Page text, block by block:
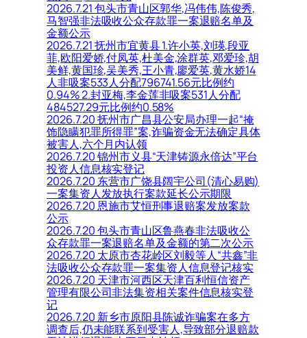
2026.7.21 包头市青山区郭华,冯伟伟,陈俊秀,
马智强非法吸收公众存款罪一案退赔名单及
金额公示
2026.7.21 抚州市宜黄县 1.许小英,刘瑛,段亚
菲,欧阳爱娇,付凤英,杜美金,涂群英,邓爱珍,胡
美鲜,黄国珍,吴美秀,王小青,廖爱英,黄水娇14
人非吸案533人分配796741.56元比例约
0.94% 2.封亚梅,李金莲非吸案531人分配
484527.29元比例约0.58%
2026.7.20 抚州市广昌县公安局办理一起“掩
饰隐瞒犯罪所得罪”案,诈骗资金无法确定具体
被害人,六个月内认领
2026.7.20 锦州市义县“天津铸源永倍达”平台
投资人信息核实登记
2026.7.20 东营市广饶县阔宇公司(清心易购)
一案集资人发放执行案款延长公示期限
2026.7.20 恩施市艾恒刑事退赔案发放案款
公示
2026.7.20 包头市青山区鲁燕春非法吸收公
众存款罪一案退赔名单及金额的第二次公示
2026.7.20 太原市杏花岭区刘毅等人“共鑫”非
法吸收公众存款罪一案集资人信息登记核实
2026.7.20 天津市河西区天津百利恒信资产
管理有限公司非法集资相关案件信息核实登
记
2026.7.20 新乡市原阳县陈诚诈骗案在多方
调查后,仍未能联系到受害人,导致部分退赔款